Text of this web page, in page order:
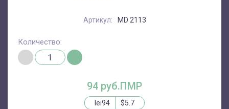
Артикул: MD 2113
94 руб.ПМР
lei94 $5.7
Количество: